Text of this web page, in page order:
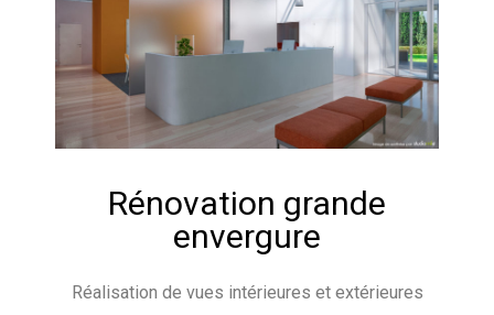
Rénovation grande
envergure
Réalisation de vues intérieures et extérieures